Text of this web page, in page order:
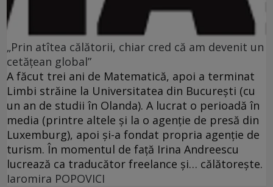
„Prin atîtea călătorii, chiar cred că am devenit un
cetăţean global”
A făcut trei ani de Matematică, apoi a terminat
Limbi străine la Universitatea din Bucureşti (cu
un an de studii în Olanda). A lucrat o perioadă în
media (printre altele şi la o agenţie de presă din
Luxemburg), apoi şi-a fondat propria agenţie de
turism. În momentul de faţă Irina Andreescu
lucrează ca traducător freelance şi… călătoreşte.
Iaromira POPOVICI